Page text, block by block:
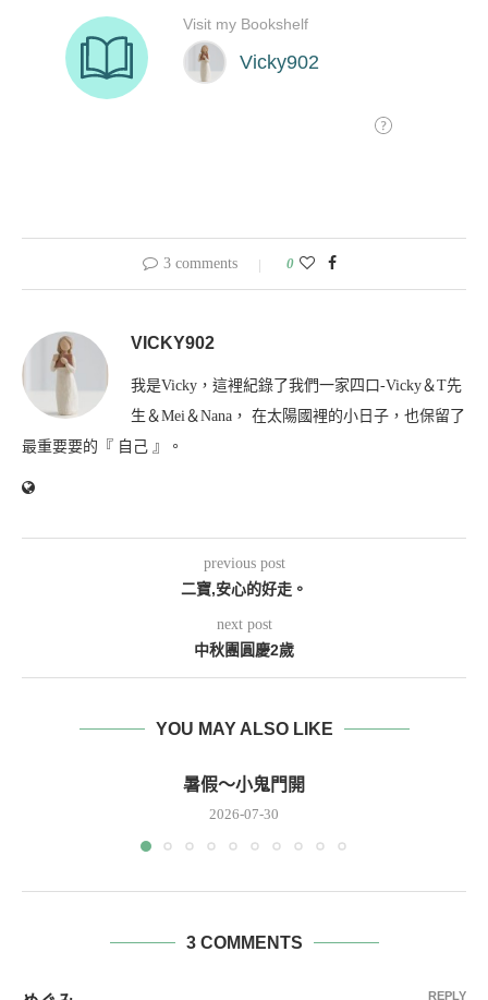
3 comments 0
VICKY902
我是Vicky，這裡紀錄了我們一家四口-Vicky＆T先
生＆Mei＆Nana， 在太陽國裡的小日子，也保留了
最重要要的『 自己 』。
previous post
二寶,安心的好走。
next post
中秋團圓慶2歲
YOU MAY ALSO LIKE
暑假～小鬼門開
2026-07-30
3 COMMENTS
REPLY